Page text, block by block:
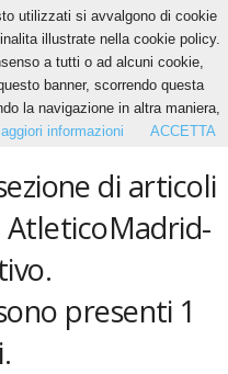
Deportivo
di articoli
presenti 1
utilizzati si avvalgono di cookie
illustrate nella cookie policy.
a tutti o ad alcuni cookie,
banner, scorrendo questa
la navigazione in altra maniera,
informazioni ACCETTA